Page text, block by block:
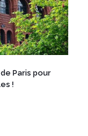
Paris pour
!